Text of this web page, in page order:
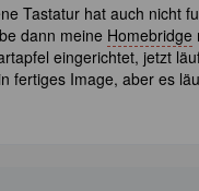
Tastatur hat auch nicht
dann meine Homebridge
eingerichtet, jetzt
fertiges Image, aber es